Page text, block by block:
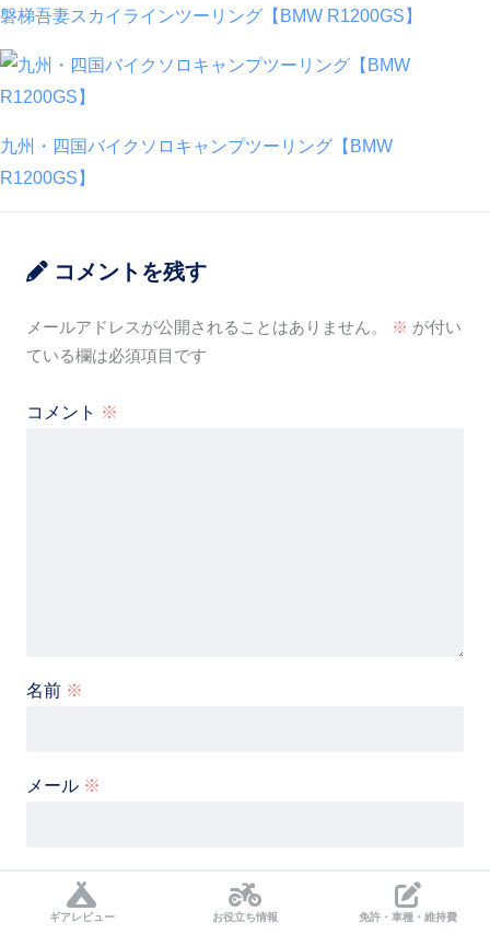
磐梯吾妻スカイラインツーリング【BMW R1200GS】
九州・四国バイクソロキャンプツーリング【BMW
R1200GS】
コメントを残す
メールアドレスが公開されることはありません。 ※ が付い
ている欄は必須項目です
コメント ※
名前 ※
メール ※
サイト
ギアレビュー お役立ち情報 免許・車種・維持費